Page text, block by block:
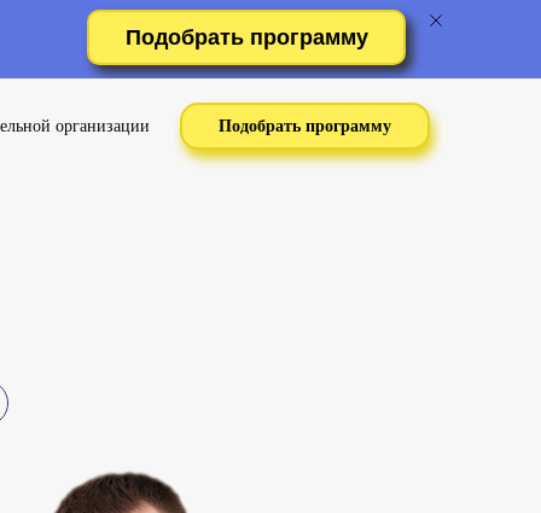
Подобрать программу
организации Подобрать программу